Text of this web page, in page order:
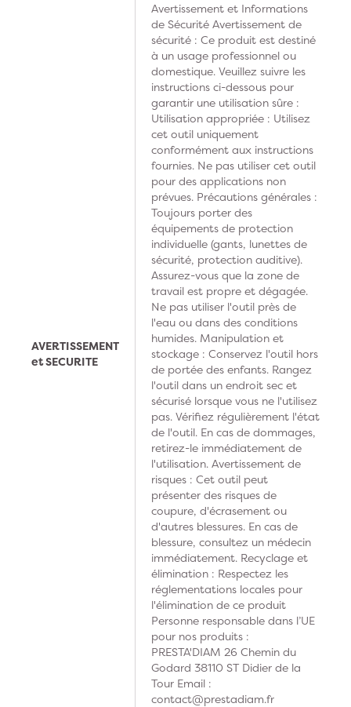
AVERTISSEMENT
et SECURITE
Avertissement et Informations
de Sécurité Avertissement de
sécurité : Ce produit est destiné
à un usage professionnel ou
domestique. Veuillez suivre les
instructions ci-dessous pour
garantir une utilisation sûre :
Utilisation appropriée : Utilisez
cet outil uniquement
conformément aux instructions
fournies. Ne pas utiliser cet outil
pour des applications non
prévues. Précautions générales :
Toujours porter des
équipements de protection
individuelle (gants, lunettes de
sécurité, protection auditive).
Assurez-vous que la zone de
travail est propre et dégagée.
Ne pas utiliser l'outil près de
l'eau ou dans des conditions
humides. Manipulation et
stockage : Conservez l'outil hors
de portée des enfants. Rangez
l'outil dans un endroit sec et
sécurisé lorsque vous ne l'utilisez
pas. Vérifiez régulièrement l'état
de l'outil. En cas de dommages,
retirez-le immédiatement de
l'utilisation. Avertissement de
risques : Cet outil peut
présenter des risques de
coupure, d'écrasement ou
d'autres blessures. En cas de
blessure, consultez un médecin
immédiatement. Recyclage et
élimination : Respectez les
réglementations locales pour
l'élimination de ce produit
Personne responsable dans l’UE
pour nos produits :
PRESTA'DIAM 26 Chemin du
Godard 38110 ST Didier de la
Tour Email :
contact@prestadiam.fr